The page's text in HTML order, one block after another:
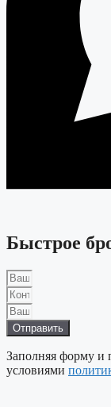
Быстрое
Отправить
Заполняя форму и
условиями